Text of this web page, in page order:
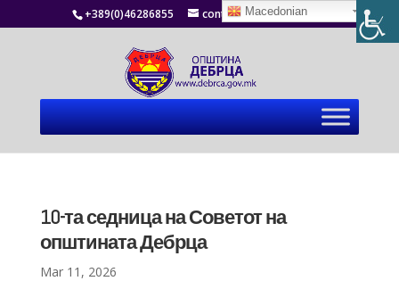
+389(0)46286855 contact@debrca.gov.mk
10-та седница на Советот на
општината Дебрца
Mar 11, 2026
Macedonian